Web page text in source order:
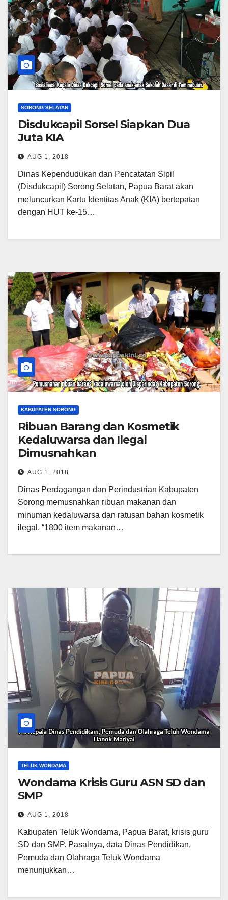
SORONG SELATAN
Disdukcapil Sorsel Siapkan Dua
Juta KIA
AUG 1, 2018
Dinas Kependudukan dan Pencatatan Sipil
(Disdukcapil) Sorong Selatan, Papua Barat akan
meluncurkan Kartu Identitas Anak (KIA) bertepatan
dengan HUT ke-15…
KABUPATEN SORONG
Ribuan Barang dan Kosmetik
Kedaluwarsa dan Ilegal
Dimusnahkan
AUG 1, 2018
Dinas Perdagangan dan Perindustrian Kabupaten
Sorong memusnahkan ribuan makanan dan
minuman kedaluwarsa dan ratusan bahan kosmetik
ilegal. “1800 item makanan…
TELUK WONDAMA
Wondama Krisis Guru ASN SD dan
SMP
AUG 1, 2018
Kabupaten Teluk Wondama, Papua Barat, krisis guru
SD dan SMP. Pasalnya, data Dinas Pendidikan,
Pemuda dan Olahraga Teluk Wondama
menunjukkan…